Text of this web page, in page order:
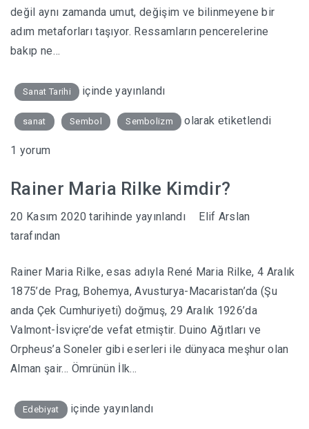
değil aynı zamanda umut, değişim ve bilinmeyene bir
adım metaforları taşıyor. Ressamların pencerelerine
bakıp ne…
Sanat Tarihi içinde yayınlandı
sanat Sembol Sembolizm olarak etiketlendi
1 yorum
Rainer Maria Rilke Kimdir?
20 Kasım 2020 tarihinde yayınlandı
Elif Arslan
tarafından
Rainer Maria Rilke, esas adıyla René Maria Rilke, 4 Aralık
1875’de Prag, Bohemya, Avusturya-Macaristan’da (Şu
anda Çek Cumhuriyeti) doğmuş, 29 Aralık 1926’da
Valmont-İsviçre’de vefat etmiştir. Duino Ağıtları ve
Orpheus’a Soneler gibi eserleri ile dünyaca meşhur olan
Alman şair… Ömrünün İlk…
Edebiyat içinde yayınlandı